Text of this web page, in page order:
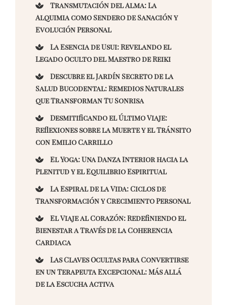
Transmutación del Alma: La
Alquimia como Sendero de Sanación y
Evolución Personal
La Esencia de Usui: Revelando el
Legado Oculto del Maestro de Reiki
Descubre el Jardín Secreto de la
Salud Bucodental: Remedios Naturales
que Transforman Tu Sonrisa
Desmitificando el Último Viaje:
Reflexiones sobre la Muerte y el Tránsito
con Emilio Carrillo
El Yoga: Una Danza Interior hacia la
Plenitud y el Equilibrio Espiritual
La Espiral de la Vida: Ciclos de
Transformación y Crecimiento Personal
El Viaje al Corazón: Redefiniendo el
Bienestar a Través de la Coherencia
Cardiaca
Las Claves Ocultas para Convertirse
en un Terapeuta Excepcional: Más Allá
de la Escucha Activa